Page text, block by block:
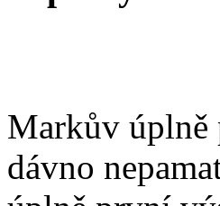
Markův úplně
dávno